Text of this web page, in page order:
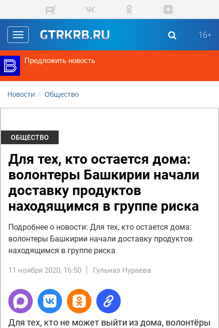
Перейти к основному содержанию
Toggle
navigation
16+
Предложить новость
Новости Общество
ОБЩЕСТВО
Для тех, кто остается дома:
волонтеры Башкирии начали
доставку продуктов
находящимся в группе риска
Подробнее о новости: Для тех, кто остается дома:
волонтеры Башкирии начали доставку продуктов
находящимся в группе риска
11 ноября 2020, 16:50 Гульназ Нураева
Для тех, кто не может выйти из дома, волонтёры